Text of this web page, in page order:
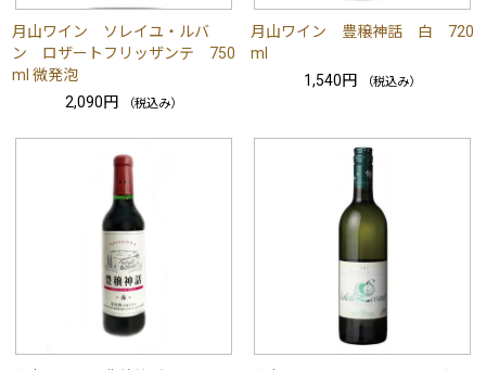
月山ワイン ソレイユ・ルバ
ン ロザートフリッザンテ 750
ml 微発泡
2,090円
（税込み）
月山ワイン 豊穣神話 白 720
ml
1,540円
（税込み）